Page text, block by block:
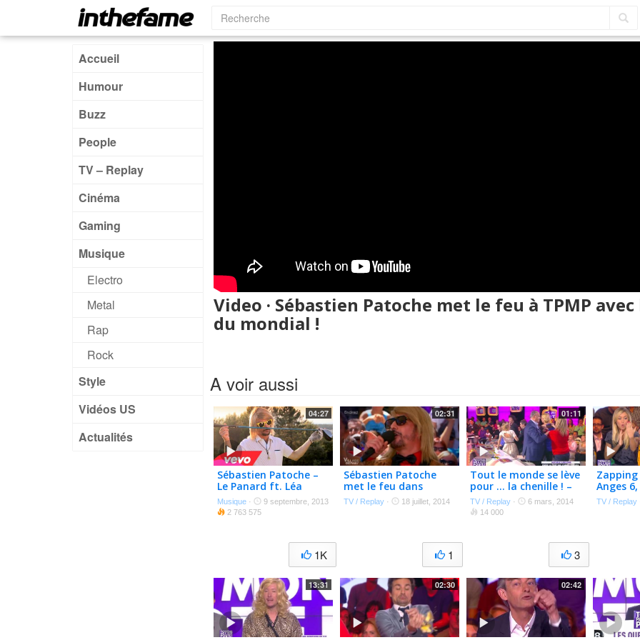
Accueil
Humour
Buzz
People
TV – Replay
Cinéma
Gaming
Musique
Electro
Metal
Rap
Rock
Style
Vidéos US
Actualités
Video · Sébastien Patoche met le feu à TPMP avec
du mondial !
A voir aussi
04:27
Sébastien Patoche –
Le Panard ft. Léa
Léonard
Musique ·
9 septembre, 2013
2 763 575
1K
02:31
Sébastien Patoche
met le feu dans
Village Départ
TV / Replay · 18 juillet, 2014
1
01:11
Tout le monde se lève
pour … la chenille ! –
TPMP
TV / Replay ·
6 mars, 2014
14 000
3
Zapping
Anges 6,
Valleys,
TV / Replay
13:31 02:30 02:42